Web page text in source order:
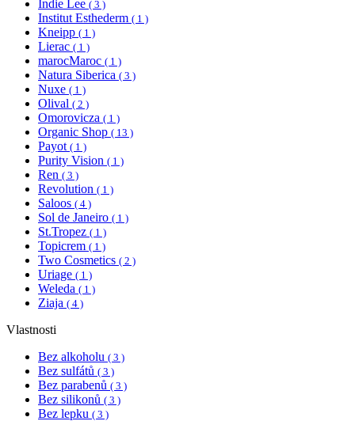
Indie Lee ( 3 )
Institut Esthederm ( 1 )
Kneipp ( 1 )
Lierac ( 1 )
marocMaroc ( 1 )
Natura Siberica ( 3 )
Nuxe ( 1 )
Olival ( 2 )
Omorovicza ( 1 )
Organic Shop ( 13 )
Payot ( 1 )
Purity Vision ( 1 )
Ren ( 3 )
Revolution ( 1 )
Saloos ( 4 )
Sol de Janeiro ( 1 )
St.Tropez ( 1 )
Topicrem ( 1 )
Two Cosmetics ( 2 )
Uriage ( 1 )
Weleda ( 1 )
Ziaja ( 4 )
Vlastnosti
Bez alkoholu ( 3 )
Bez sulfátů ( 3 )
Bez parabenů ( 3 )
Bez silikonů ( 3 )
Bez lepku ( 3 )